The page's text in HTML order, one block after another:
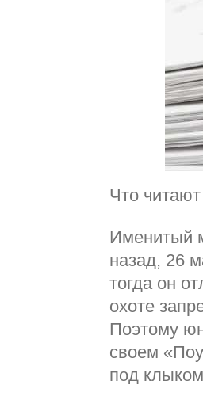
Что
Именитый
назад, 26
тогда он
охоте
Поэтому
своем
под